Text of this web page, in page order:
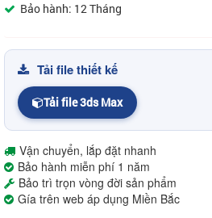
Bảo hành: 12 Tháng
Tải file thiết kế
Tải file 3ds Max
Vận chuyển, lắp đặt nhanh
Bảo hành miễn phí 1 năm
Bảo trì trọn vòng đời sản phẩm
Gía trên web áp dụng Miền Bắc